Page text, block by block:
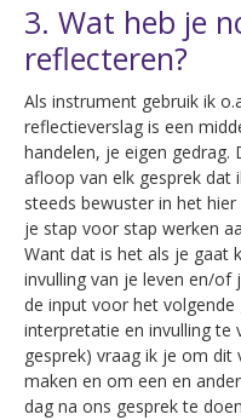
3. Wat heb je
reflecteren?
Als instrument gebruik ik
reflectieverslag is een
handelen, je eigen gedrag.
afloop van elk gesprek
steeds bewuster in het
je stap voor stap werken
Want dat is het als je gaat
invulling van je leven en/
de input voor het
interpretatie en invulling te
gesprek) vraag ik je om dit
maken en om een en
dag na ons gesprek te